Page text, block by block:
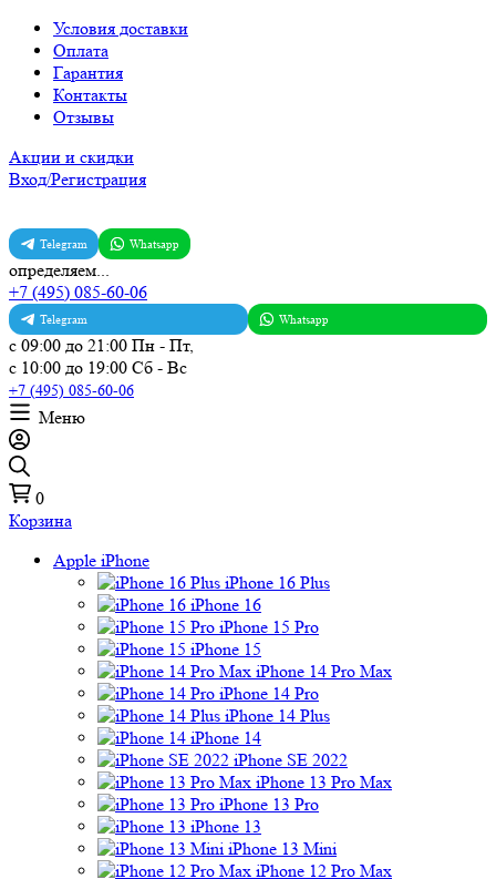
Условия доставки
Оплата
Гарантия
Контакты
Отзывы
Акции и скидки
Вход/Регистрация
Telegram Whatsapp
определяем...
+7 (495) 085-60-06
Telegram Whatsapp
с 09:00 до 21:00 Пн - Пт,
с 10:00 до 19:00 Сб - Вс
+7 (495) 085-60-06
Меню
0
Корзина
Apple iPhone
iPhone 16 Plus
iPhone 16
iPhone 15 Pro
iPhone 15
iPhone 14 Pro Max
iPhone 14 Pro
iPhone 14 Plus
iPhone 14
iPhone SE 2022
iPhone 13 Pro Max
iPhone 13 Pro
iPhone 13
iPhone 13 Mini
iPhone 12 Pro Max